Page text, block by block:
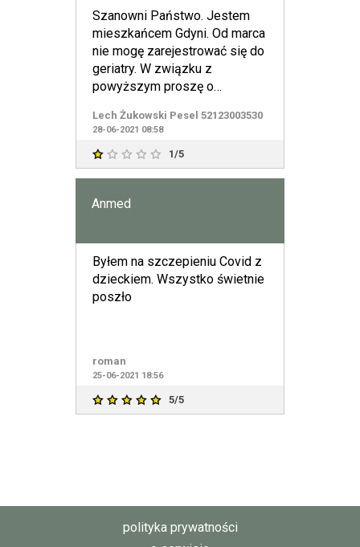
Szanowni Państwo. Jestem
mieszkańcem Gdyni. Od marca
nie mogę zarejestrować się do
geriatry. W związku z
powyższym proszę o
świadczenie usł
Lech Żukowski Pesel 52123003530
28-06-2021 08:58
1/5
Anmed
Byłem na szczepieniu Covid z
dzieckiem. Wszystko świetnie
poszło
roman
25-06-2021 18:56
5/5
polityka prywatności